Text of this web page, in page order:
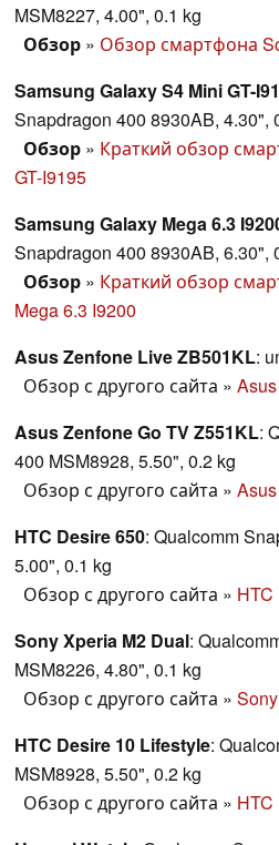
MSM8227, 4.00", 0.1 kg
Обзор » Обзор смартфона
Samsung Galaxy S4 Mini GT-
Snapdragon 400 8930AB, 4.30",
Обзор » Краткий обзор
GT-I9195
Samsung Galaxy Mega 6.3
Snapdragon 400 8930AB, 6.30",
Обзор » Краткий обзор
Mega 6.3 I9200
Asus Zenfone Live ZB501KL:
Обзор с другого сайта »
Asus Zenfone Go TV Z551KL:
400 MSM8928, 5.50", 0.2 kg
Обзор с другого сайта »
HTC Desire 650: Qualcomm
5.00", 0.1 kg
Обзор с другого сайта » HTC
Sony Xperia M2 Dual:
MSM8226, 4.80", 0.1 kg
Обзор с другого сайта »
HTC Desire 10 Lifestyle:
MSM8928, 5.50", 0.2 kg
Обзор с другого сайта »